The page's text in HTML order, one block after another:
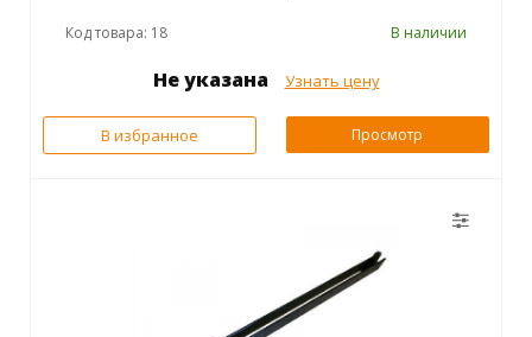
Код товара: 18 В наличии
Не указана Узнать цену
В избранное Просмотр